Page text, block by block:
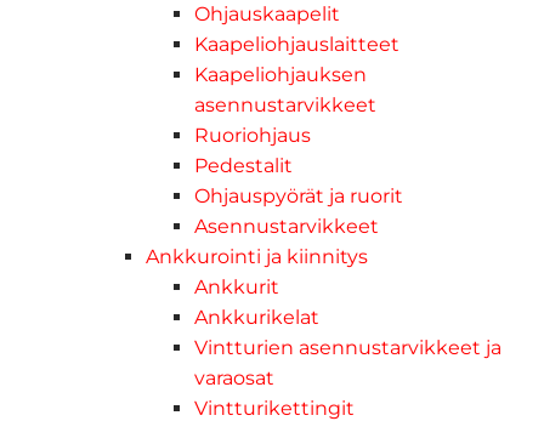
Ohjauskaapelit
Kaapeliohjauslaitteet
Kaapeliohjauksen
asennustarvikkeet
Ruoriohjaus
Pedestalit
Ohjauspyörät ja ruorit
Asennustarvikkeet
Ankkurointi ja kiinnitys
Ankkurit
Ankkurikelat
Vintturien asennustarvikkeet ja
varaosat
Vintturikettingit